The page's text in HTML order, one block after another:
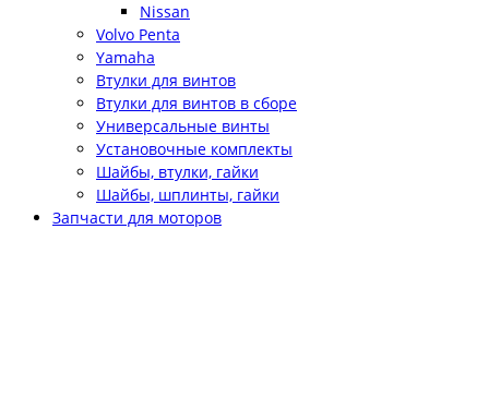
Nissan
Volvo Penta
Yamaha
Втулки для винтов
Втулки для винтов в сборе
Универсальные винты
Установочные комплекты
Шайбы, втулки, гайки
Шайбы, шплинты, гайки
Запчасти для моторов